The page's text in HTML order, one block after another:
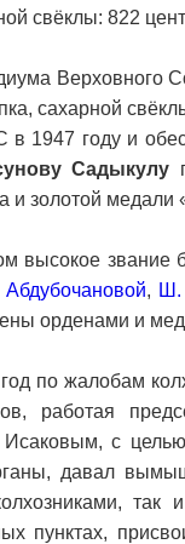
свёклы: 822
Верховного
сахарной
в 1947 году и
Садыкулу
и золотой медали
высокое звание
Абдубочановой, Ш.
орденами и
по жалобам
работая
Исаковым, с
давал
пунктах,